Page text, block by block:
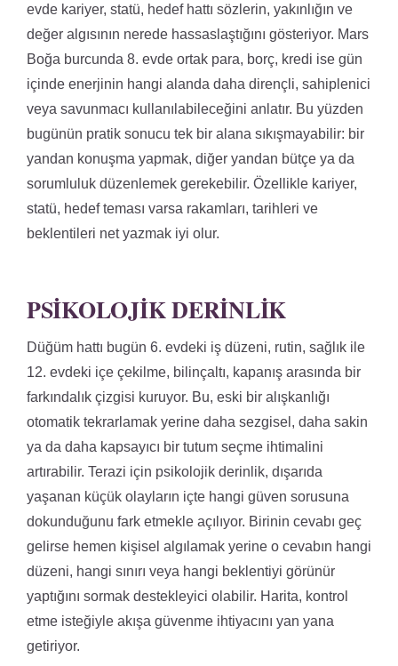
evde kariyer, statü, hedef hattı sözlerin, yakınlığın ve
değer algısının nerede hassaslaştığını gösteriyor. Mars
Boğa burcunda 8. evde ortak para, borç, kredi ise gün
içinde enerjinin hangi alanda daha dirençli, sahiplenici
veya savunmacı kullanılabileceğini anlatır. Bu yüzden
bugünün pratik sonucu tek bir alana sıkışmayabilir: bir
yandan konuşma yapmak, diğer yandan bütçe ya da
sorumluluk düzenlemek gerekebilir. Özellikle kariyer,
statü, hedef teması varsa rakamları, tarihleri ve
beklentileri net yazmak iyi olur.
PSIKOLOJIK DERINLIK
Düğüm hattı bugün 6. evdeki iş düzeni, rutin, sağlık ile
12. evdeki içe çekilme, bilinçaltı, kapanış arasında bir
farkındalık çizgisi kuruyor. Bu, eski bir alışkanlığı
otomatik tekrarlamak yerine daha sezgisel, daha sakin
ya da daha kapsayıcı bir tutum seçme ihtimalini
artırabilir. Terazi için psikolojik derinlik, dışarıda
yaşanan küçük olayların içte hangi güven sorusuna
dokunduğunu fark etmekle açılıyor. Birinin cevabı geç
gelirse hemen kişisel algılamak yerine o cevabın hangi
düzeni, hangi sınırı veya hangi beklentiyi görünür
yaptığını sormak destekleyici olabilir. Harita, kontrol
etme isteğiyle akışa güvenme ihtiyacını yan yana
getiriyor.